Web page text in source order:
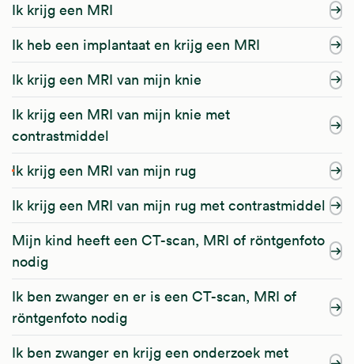
Ik krijg een MRI
Ik heb een implantaat en krijg een MRI
Ik krijg een MRI van mijn knie
Ik krijg een MRI van mijn knie met
contrastmiddel
Ik krijg een MRI van mijn rug
Ik krijg een MRI van mijn rug met contrastmiddel
Mijn kind heeft een CT-scan, MRI of röntgenfoto
nodig
Ik ben zwanger en er is een CT-scan, MRI of
röntgenfoto nodig
Ik ben zwanger en krijg een onderzoek met